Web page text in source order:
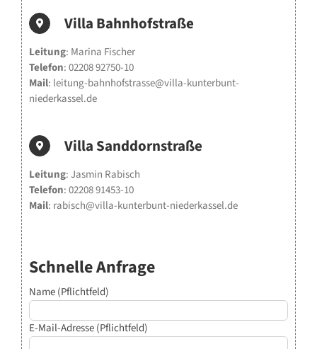
Villa Bahnhofstraße
Leitung: Marina Fischer
Telefon: 02208 92750-10
Mail: leitung-bahnhofstrasse@villa-kunterbunt-
niederkassel.de
Villa Sanddornstraße
Leitung: Jasmin Rabisch
Telefon: 02208 91453-10
Mail: rabisch@villa-kunterbunt-niederkassel.de
Schnelle Anfrage
Name (Pflichtfeld)
E-Mail-Adresse (Pflichtfeld)